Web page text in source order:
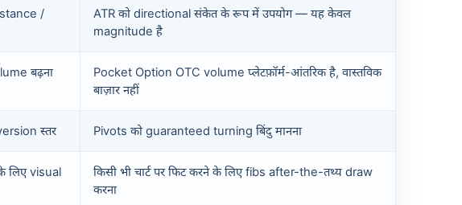
/
ATR को directional संकेत के रूप में उपयोग — यह केवल
magnitude है
बढ़ना
Pocket Option OTC volume प्लेटफ़ॉर्म-आंतरिक है, वास्तविक
बाज़ार नहीं
स्तर Pivots को guaranteed turning बिंदु मानना
लिए visual
किसी भी चार्ट पर फिट करने के लिए fibs after-the-तथ्य draw
करना